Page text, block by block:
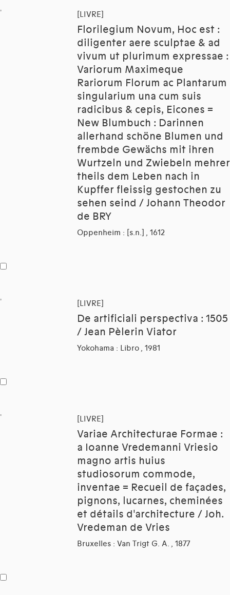
[LIVRE]
Florilegium Novum, Hoc est :
diligenter aere sculptae & ad
vivum ut plurimum expressae :
Variorum Maximeque
Rariorum Florum ac Plantarum
singularium una cum suis
radicibus & cepis, Eicones =
New Blumbuch : Darinnen
allerhand schöne Blumen und
frembde Gewächs mit ihren
Wurtzeln und Zwiebeln mehrer
theils dem Leben nach in
Kupffer fleissig gestochen zu
sehen seind / Johann Theodor
de BRY
Oppenheim : [s.n.] , 1612
[LIVRE]
De artificiali perspectiva : 1505
/ Jean Pèlerin Viator
Yokohama : Libro , 1981
[LIVRE]
Variae Architecturae Formae :
a Ioanne Vredemanni Vriesio
magno artis huius
studiosorum commode,
inventae = Recueil de façades,
pignons, lucarnes, cheminées
et détails d'architecture / Joh.
Vredeman de Vries
Bruxelles : Van Trigt G. A. , 1877